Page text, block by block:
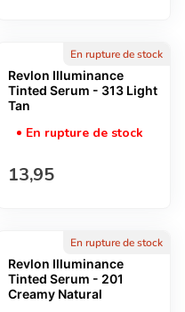
En rupture de stock
Revlon Illuminance
Tinted Serum - 313 Light
Tan
En rupture de stock
Prix normal
13,95
En rupture de stock
Revlon Illuminance
Tinted Serum - 201
Creamy Natural